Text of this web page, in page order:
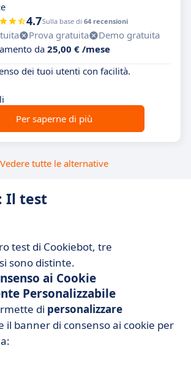
4.7Sulla base di 64 recensioni
Prova gratuita
Demo gratuita
da 25,00 € /mese
dei tuoi utenti con facilità.
Per saperne di più
Vedere tutte le alternative
Il test
test di Cookiebot, tre
sono distinte.
ai Cookie
Personalizzabile
di personalizzare
il banner di consenso ai cookie per